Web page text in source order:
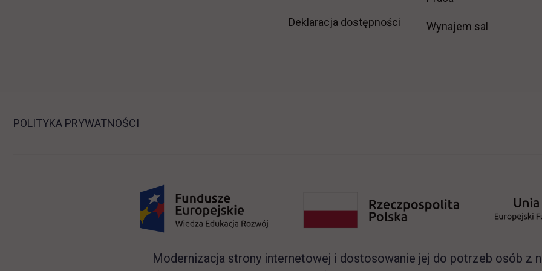
Deklaracja dostępności Wynajem sal
POLITYKA PRYWATNOŚCI
Modernizacja strony internetowej i dostosowanie jej do potrzeb osób z